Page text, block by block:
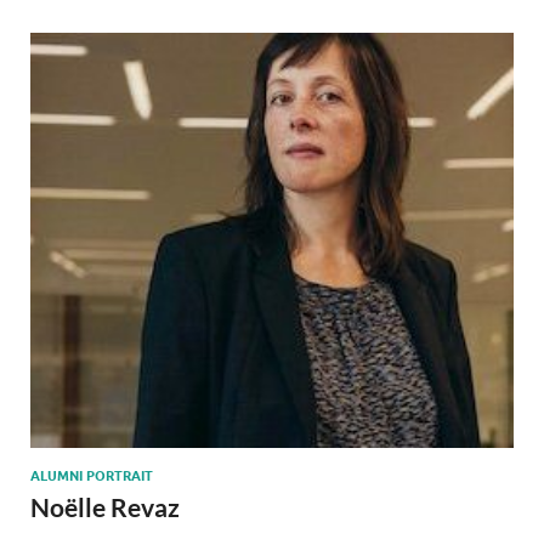
ALUMNI PORTRAIT
Noëlle Revaz